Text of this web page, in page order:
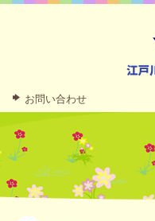
お問い合わせ